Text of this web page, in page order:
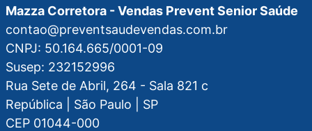
Mazza Corretora - Vendas Prevent Senior Saúde
contao@preventsaudevendas.com.br
CNPJ: 50.164.665/0001-09
Susep: 232152996
Rua Sete de Abril, 264 - Sala 821 c
República | São Paulo | SP
CEP 01044-000